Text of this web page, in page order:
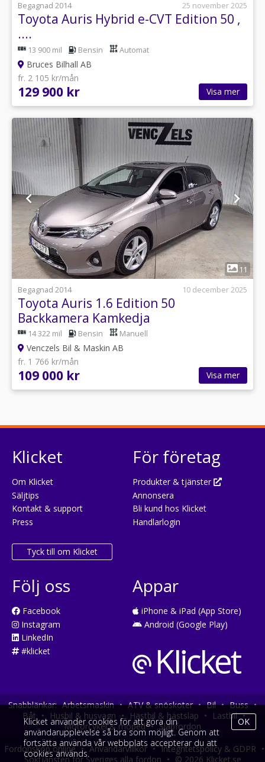
Begagnad 2014
25 november 2025
Toyota Auris Hybrid e-CVT Edition 50 ,
....
13 900 mil Bensin Automat
Bruces Bilhall AB
fr. 2 105 kr/mån
129 900 kr Visa mer
1
11
Begagnad 2014
10 december 2025
Toyota Auris 1.6 Edition 50
Backkamera Kamkedja
14 322 mil Bensin Manuell
Venczels Bil & Maskin AB
fr. 1 766 kr/mån
109 000 kr Visa mer
Klicket
Om Klicket
Säljtips
Kontakt & support
Press
Tyck till om Klicket
För företag
Produkter & tjänster
Annonsera
Bli kund hos Klicket
Handlarlogin
Följ oss
Facebook
Instagram
LinkedIn
#klicket
Appar
iPhone & iPad (App Store)
Android (Google Play)
Snabblänkar: Arbetsmaskin • ATV & snöskoter • Bil • Buss •
Båt • Husbil & husvagn • Hästbil & hästsläp • Lastbil •
Motorcykel & moped • Släpfordon
Fordonsköp online • Användarvillkor • Integritetspolicy & GDPR •
Söktjänsten för Sveriges alla fordon • © 2026 Klicket.se
Klicket använder cookies för att göra din
användarupplevelse så bra som möjligt. Genom att
fortsätta använda vår webbplats accepterar du att
cookies används.
OK